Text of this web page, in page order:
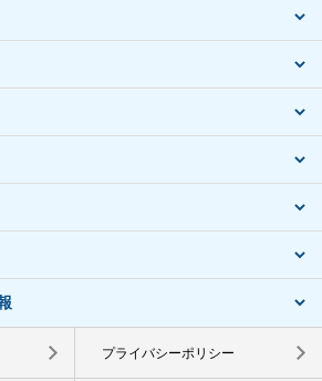
プライバシーポリシー